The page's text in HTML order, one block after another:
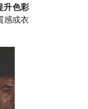
升色彩
感或衣